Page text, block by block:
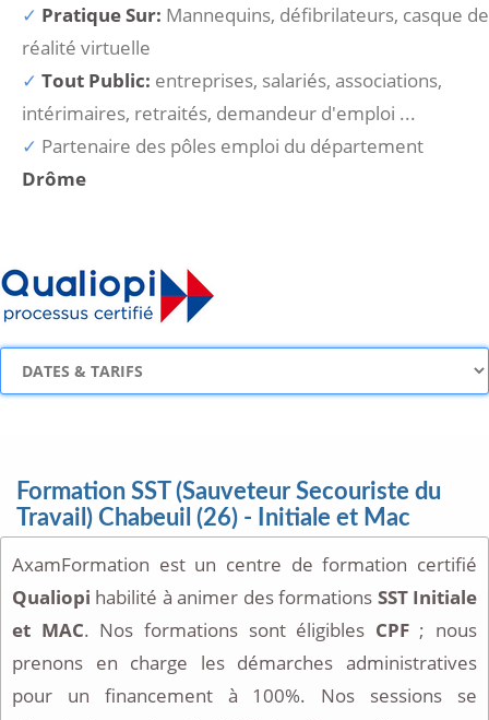
Pratique Sur: Mannequins, défibrilateurs, casque de
réalité virtuelle
Tout Public: entreprises, salariés, associations,
intérimaires, retraités, demandeur d'emploi ...
Partenaire des pôles emploi du département
Drôme
Formation SST (Sauveteur Secouriste du
Travail) Chabeuil (26) - Initiale et Mac
AxamFormation est un centre de formation certifié
Qualiopi habilité à animer des formations SST Initiale
et MAC. Nos formations sont éligibles CPF; nous
prenons en charge les démarches administratives
pour un financement à 100%. Nos sessions se